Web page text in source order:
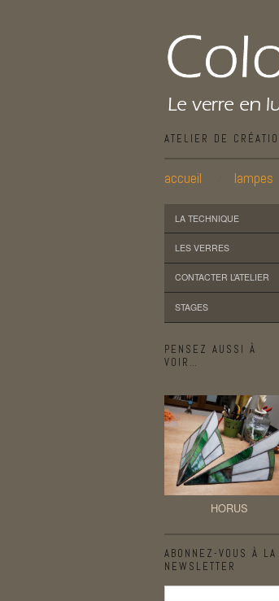
ATELIER DE
accueil lampes
LA TECHNIQUE
LES VERRES
CONTACTER L’ATELIER
STAGES
PENSEZ AUSSI À
VOIR…
HORUS
ABONNEZ-VOUS À LA
NEWSLETTER